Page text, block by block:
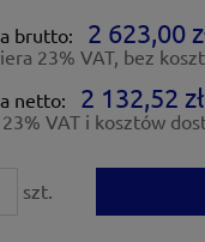
brutto:
2 623,00
23% VAT, bez
netto:
2 132,52 zł
VAT i kosztów
szt.